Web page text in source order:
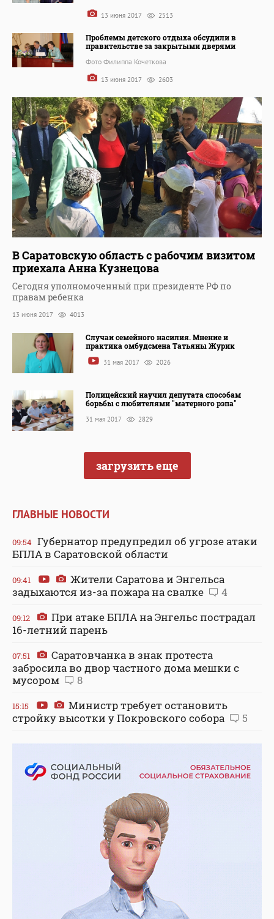
13 июня 2017 2513
Проблемы детского отдыха обсудили в
правительстве за закрытыми дверями
Фото Филиппа Кочеткова
13 июня 2017 2603
В Саратовскую область с рабочим визитом
приехала Анна Кузнецова
Сегодня уполномоченный при президенте РФ по
правам ребенка
13 июня 2017 4013
Случаи семейного насилия. Мнение и
практика омбудсмена Татьяны Журик
31 мая 2017 2026
Полицейский научил депутата способам
борьбы с любителями "матерного рэпа"
31 мая 2017 2829
загрузить еще
ГЛАВНЫЕ НОВОСТИ
09:54 Губернатор предупредил об угрозе атаки
БПЛА в Саратовской области
09:41
Жители Саратова и Энгельса
задыхаются из-за пожара на свалке
4
09:12
При атаке БПЛА на Энгельс пострадал
16-летний парень
07:51
Саратовчанка в знак протеста
забросила во двор частного дома мешки с
мусором
8
15:15
Министр требует остановить
стройку высотки у Покровского собора
5